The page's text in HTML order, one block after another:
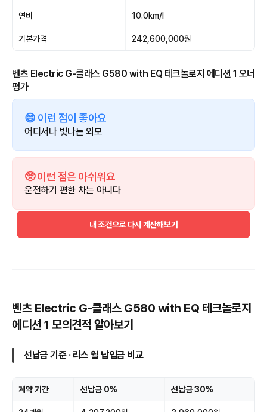
연비 10.0km/l
기본가격 242,600,000원
벤츠 Electric G-클래스 G580 with EQ 테크놀로지 에디션 1 오너
평가
😄 이런 점이 좋아요
어디서나 빛나는 외모
🥺 이런 점은 아쉬워요
운전하기 편한 차는 아니다
내 조건으로 다시 계산해보기
벤츠 Electric G-클래스 G580 with EQ 테크놀로지
에디션 1 모의견적 알아보기
선납금 기준 · 리스 월 납입금 비교
계약 기간 선납금 0% 선납금 30%